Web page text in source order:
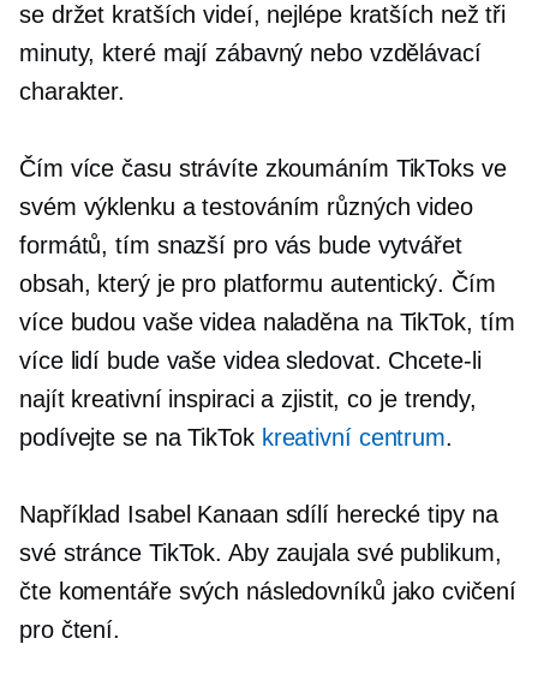
se držet kratších videí, nejlépe kratších než tři
minuty, které mají zábavný nebo vzdělávací
charakter.
Čím více času strávíte zkoumáním TikToks ve
svém výklenku a testováním různých video
formátů, tím snazší pro vás bude vytvářet
obsah, který je pro platformu autentický. Čím
více budou vaše videa naladěna na TikTok, tím
více lidí bude vaše videa sledovat. Chcete-li
najít kreativní inspiraci a zjistit, co je trendy,
podívejte se na TikTok kreativní centrum.
Například Isabel Kanaan sdílí herecké tipy na
své stránce TikTok. Aby zaujala své publikum,
čte komentáře svých následovníků jako cvičení
pro čtení.